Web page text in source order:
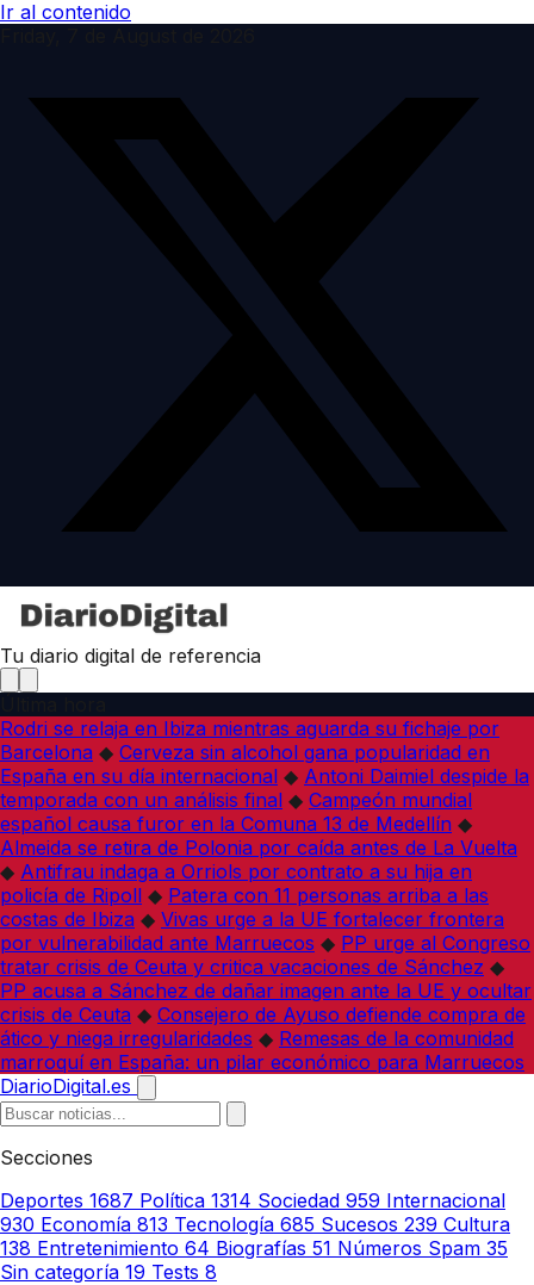
Ir al contenido
Tu diario digital de referencia
Rodri se relaja en Ibiza mientras aguarda su fichaje por
Barcelona ◆ Cerveza sin alcohol gana popularidad en
España en su día internacional ◆ Antoni Daimiel despide la
temporada con un análisis final ◆ Campeón mundial
español causa furor en la Comuna 13 de Medellín ◆
Almeida se retira de Polonia por caída antes de La Vuelta
◆ Antifrau indaga a Orriols por contrato a su hija en
policía de Ripoll ◆ Patera con 11 personas arriba a las
costas de Ibiza ◆ Vivas urge a la UE fortalecer frontera
por vulnerabilidad ante Marruecos ◆ PP urge al Congreso
tratar crisis de Ceuta y critica vacaciones de Sánchez ◆
PP acusa a Sánchez de dañar imagen ante la UE y ocultar
crisis de Ceuta ◆ Consejero de Ayuso defiende compra de
ático y niega irregularidades ◆ Remesas de la comunidad
marroquí en España: un pilar económico para Marruecos
DiarioDigital.es
Secciones
Deportes 1687 Política 1314 Sociedad 959 Internacional
930 Economía 813 Tecnología 685 Sucesos 239 Cultura
138 Entretenimiento 64 Biografías 51 Números Spam 35
Sin categoría 19 Tests 8